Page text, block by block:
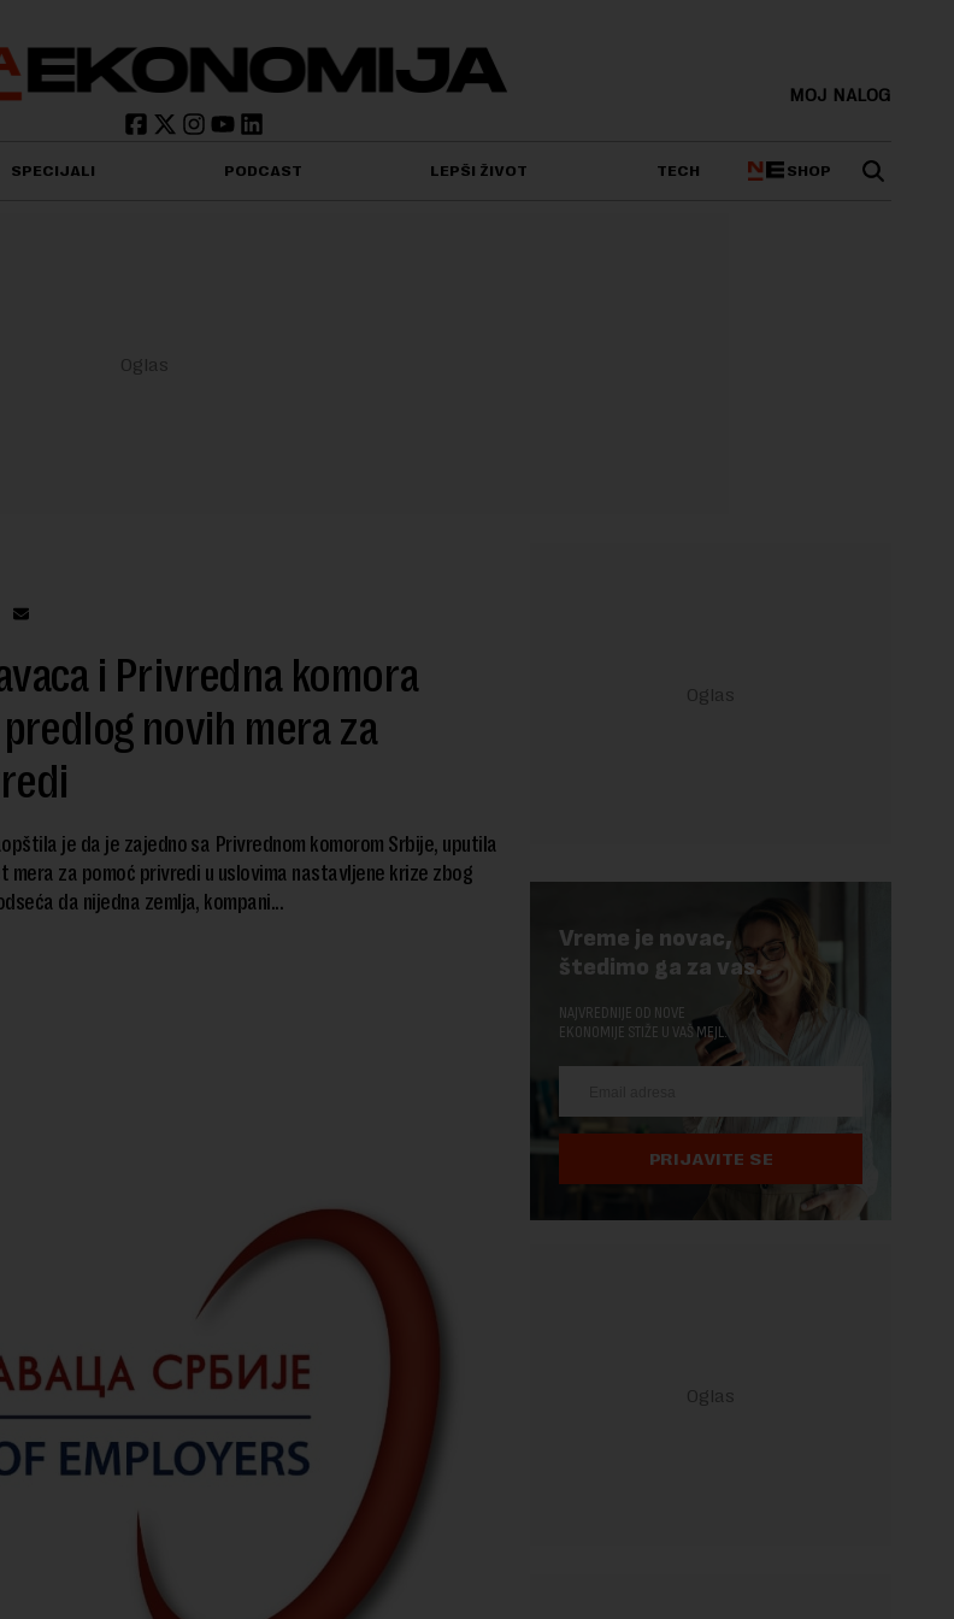
MOJ NALOG
SPECIJALI PODCAST LEPŠI ŽIVOT TECH SHOP
i Privredna komora
novih mera za
je da je zajedno sa Privrednom komorom Srbije, uputila
mera za pomoć privredi u uslovima nastavljene krize zbog
da nijedna zemlja, kompani...
Vreme je novac,
štedimo ga za vas.
NAJVREDNIJE OD NOVE
EKONOMIJE STIŽE U VAŠ MEJL.
PRIJAVITE SE